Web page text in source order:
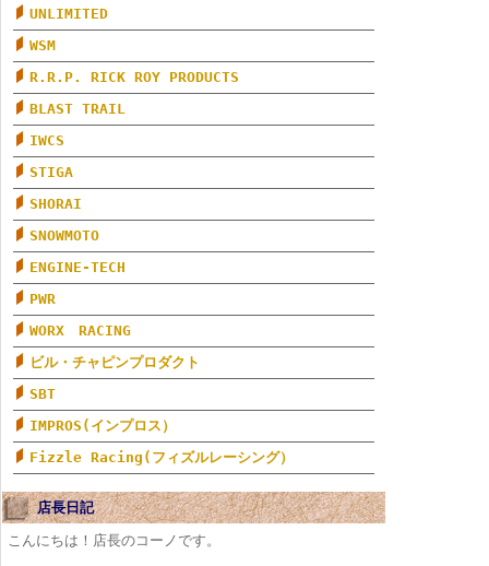
UNLIMITED
WSM
R.R.P. RICK ROY PRODUCTS
BLAST TRAIL
IWCS
STIGA
SHORAI
SNOWMOTO
ENGINE-TECH
PWR
WORX RACING
ビル・チャピンプロダクト
SBT
IMPROS(インプロス）
Fizzle Racing(フィズルレーシング）
店長日記
こんにちは！店長のコーノです。